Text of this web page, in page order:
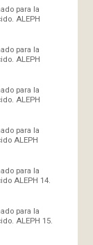
para la
ALEPH
para la
ALEPH
para la
ALEPH
para la
ALEPH
para la
ALEPH 14.
para la
ALEPH 15.